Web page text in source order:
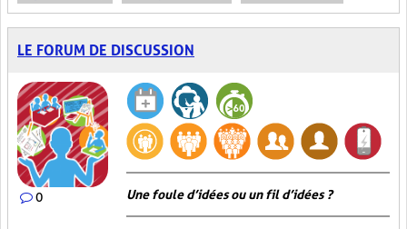
LE FORUM DE DISCUSSION
0 Une foule d’idées ou un fil d’idées ?